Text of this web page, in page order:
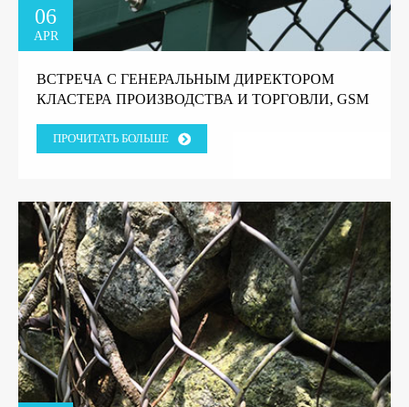
06
APR
ВСТРЕЧА С ГЕНЕРАЛЬНЫМ ДИРЕКТОРОМ
КЛАСТЕРА ПРОИЗВОДСТВА И ТОРГОВЛИ, GSM
ПРОЧИТАТЬ БОЛЬШЕ